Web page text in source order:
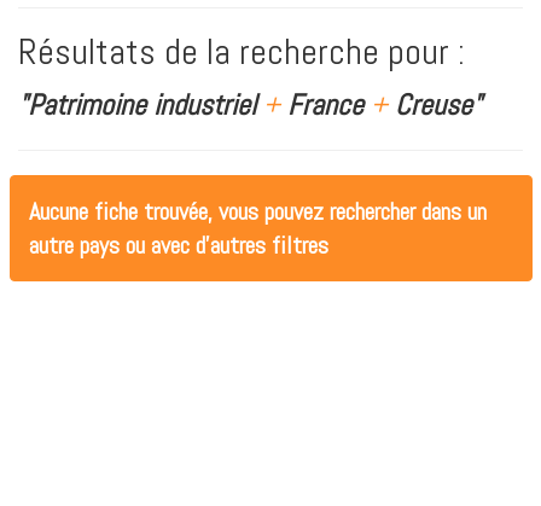
Résultats de la recherche pour :
"Patrimoine industriel+France +Creuse"
Aucune fiche trouvée, vous pouvez rechercher dans un
autre pays ou avec d'autres filtres